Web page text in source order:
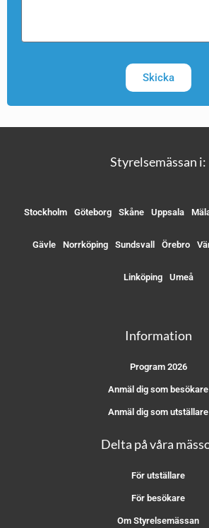
Skicka
Styrelsemässan i:
Stockholm Göteborg Skåne Uppsala
Gävle Norrköping Sundsvall Örebro
Linköping Umeå
Information
Program 2026
Anmäl dig som besökare
Anmäl dig som utställare
Delta på våra
För utställare
För besökare
Om Styrelsemässan